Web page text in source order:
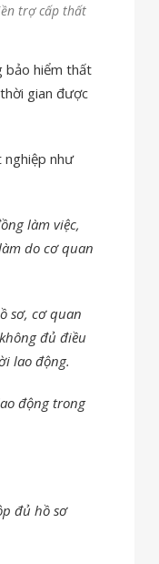
trợ cấp thất
bảo hiểm thất
gian được
như
làm việc,
do cơ quan
sơ, cơ quan
đủ điều
lao động.
động trong
đủ hồ sơ